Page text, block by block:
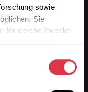
sowie
Sie
für welche Zwecke
3cm / 4,5cm /
Höhe.